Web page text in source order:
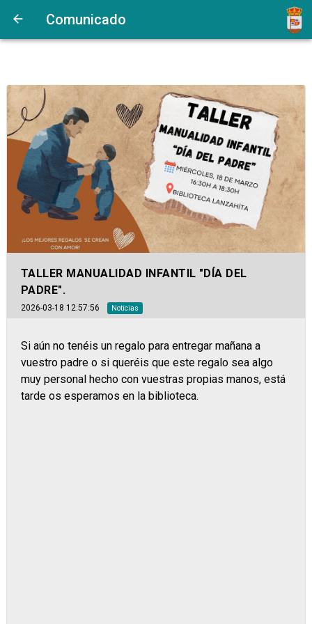
Comunicado
TALLER MANUALIDAD INFANTIL "DÍA DEL
PADRE".
2026-03-18 12:57:56 Noticias
Si aún no tenéis un regalo para entregar mañana a
vuestro padre o si queréis que este regalo sea algo
muy personal hecho con vuestras propias manos, está
tarde os esperamos en la biblioteca.